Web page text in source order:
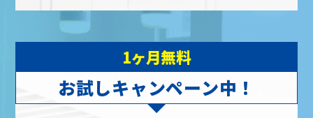
1ヶ月無料
お試しキャンペーン中！